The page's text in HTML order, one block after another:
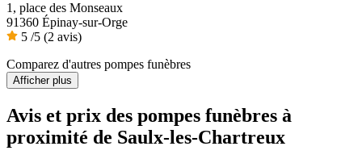
1, place des Monseaux
91360 Épinay-sur-Orge
5 /5 (2 avis)
Comparez d'autres pompes funèbres
Afficher plus
Avis et prix des pompes funèbres à
proximité de Saulx-les-Chartreux